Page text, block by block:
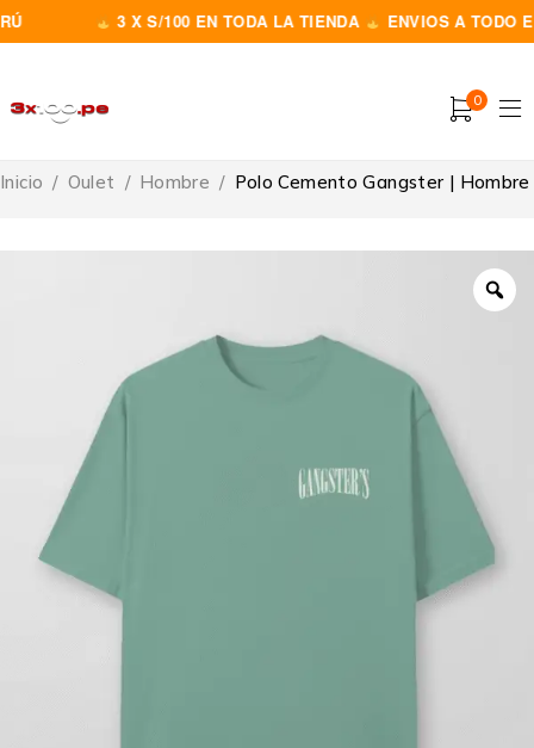
3 X S/100 EN TODA LA TIENDA ENVIOS A TODO EL
0
Inicio / Oulet / Hombre / Polo Cemento Gangster | Hombre